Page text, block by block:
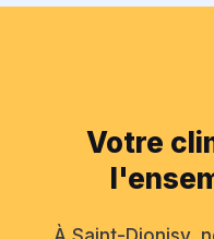
Votre